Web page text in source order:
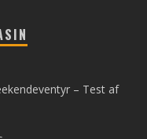
– Test af